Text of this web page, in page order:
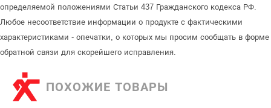
определяемой положениями Статьи 437 Гражданского кодекса РФ.
Любое несоответствие информации о продукте с фактическими
характеристиками - опечатки, о которых мы просим сообщать в форме
обратной связи для скорейшего исправления.
ПОХОЖИЕ ТОВАРЫ